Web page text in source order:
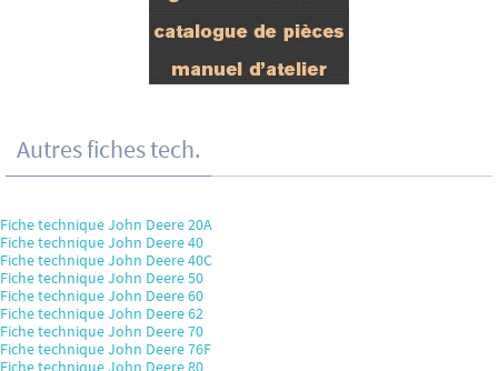
Autres fiches tech.
Fiche technique John Deere 20A
Fiche technique John Deere 40
Fiche technique John Deere 40C
Fiche technique John Deere 50
Fiche technique John Deere 60
Fiche technique John Deere 62
Fiche technique John Deere 70
Fiche technique John Deere 76F
Fiche technique John Deere 80